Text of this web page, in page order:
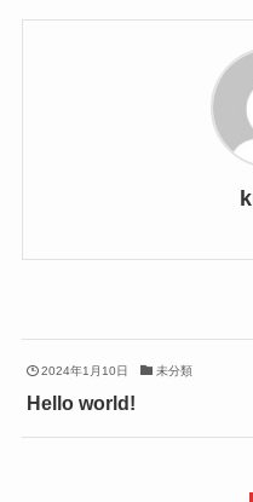
2024年1月10日 未分類
Hello world!